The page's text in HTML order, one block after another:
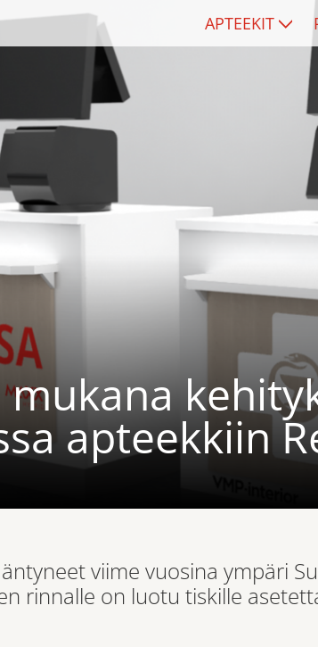
APTEEKIT
apteekkiin
viime vuosina ympäri
rinnalle on luotu tiskille